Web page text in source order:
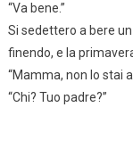
“Va bene.”
Si sedettero a bere
finendo, e la
“Mamma, non lo stai
“Chi? Tuo padre?”